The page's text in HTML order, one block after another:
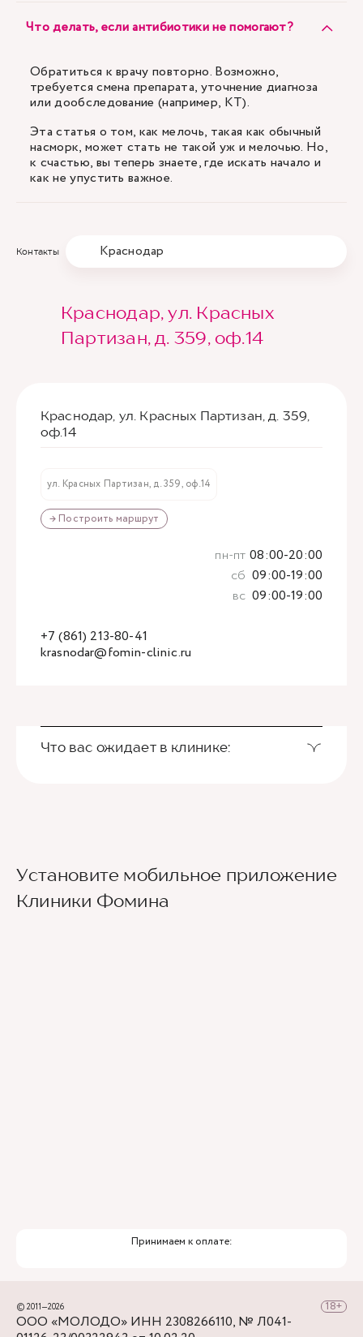
Что делать, если антибиотики не помогают?
Обратиться к врачу повторно. Возможно,
требуется смена препарата, уточнение диагноза
или дообследование (например, КТ).
Эта статья о том, как мелочь, такая как обычный
насморк, может стать не такой уж и мелочью. Но,
к счастью, вы теперь знаете, где искать начало и
как не упустить важное.
Контакты Краснодар
Краснодар, ул. Красных
Партизан, д. 359, оф.14
Краснодар, ул. Красных Партизан, д. 359,
оф.14
ул. Красных Партизан, д. 359, оф.14
→ Построить маршрут
krasnodar@fomin-clinic.ru
+7 (861) 213-80-41
пн-пт 08:00-20:00
сб 09:00-19:00
вс 09:00-19:00
Что вас ожидает в клинике:
Ведущие врачи региона
Установите мобильное приложение
Клиники Фомина
Принимаем к оплате:
© 2011—2026
ООО «МОЛОДО» ИНН 2308266110, № Л041-